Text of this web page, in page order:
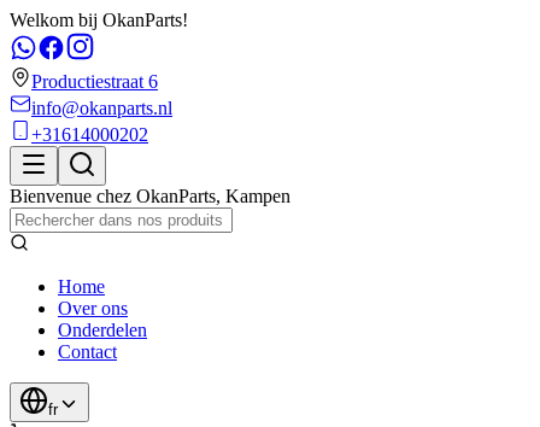
Welkom bij OkanParts!
Productiestraat 6
info@okanparts.nl
+31614000202
Bienvenue chez OkanParts, Kampen
Home
Over ons
Onderdelen
Contact
fr